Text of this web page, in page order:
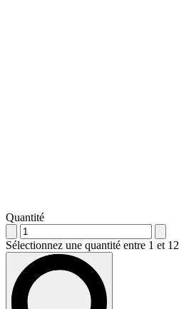
Quantité
Sélectionnez une quantité entre 1 et 12